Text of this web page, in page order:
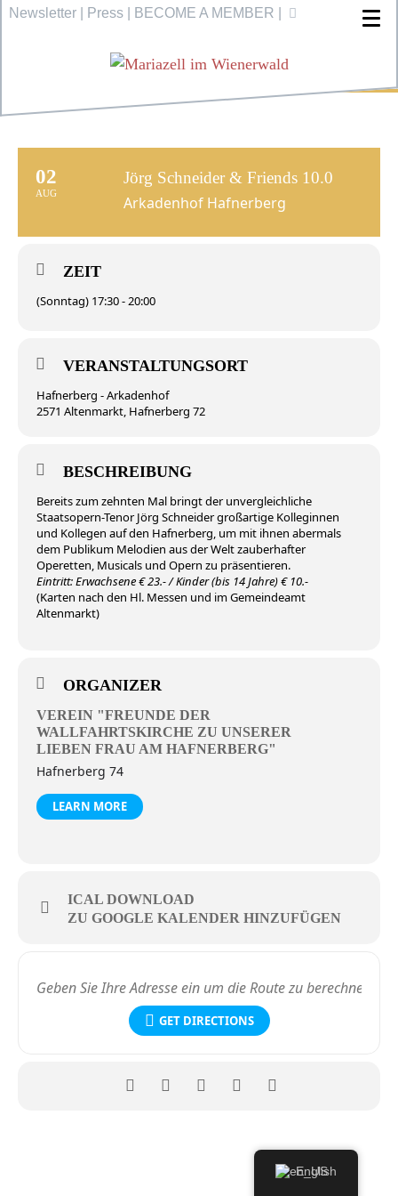
Newsletter Press BECOME A MEMBER
02
AUG
Jörg Schneider & Friends 10.0
Arkadenhof Hafnerberg
ZEIT
(Sonntag) 17:30 - 20:00
VERANSTALTUNGSORT
Hafnerberg - Arkadenhof
2571 Altenmarkt, Hafnerberg 72
BESCHREIBUNG
Bereits zum zehnten Mal bringt der unvergleichliche
Staatsopern-Tenor Jörg Schneider großartige Kolleginnen
und Kollegen auf den Hafnerberg, um mit ihnen abermals
dem Publikum Melodien aus der Welt zauberhafter
Operetten, Musicals und Opern zu präsentieren.
Eintritt: Erwachsene € 23.- / Kinder (bis 14 Jahre) € 10.-
(Karten nach den Hl. Messen und im Gemeindeamt
Altenmarkt)
ORGANIZER
VEREIN "FREUNDE DER
WALLFAHRTSKIRCHE ZU UNSERER
LIEBEN FRAU AM HAFNERBERG"
Hafnerberg 74
LEARN MORE
ICAL DOWNLOAD
ZU GOOGLE KALENDER HINZUFÜGEN
GET DIRECTIONS
English